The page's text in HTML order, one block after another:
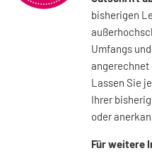
bisherigen
Umfangs
angerechnet
Lassen Sie
Ihrer
oder
Für weitere